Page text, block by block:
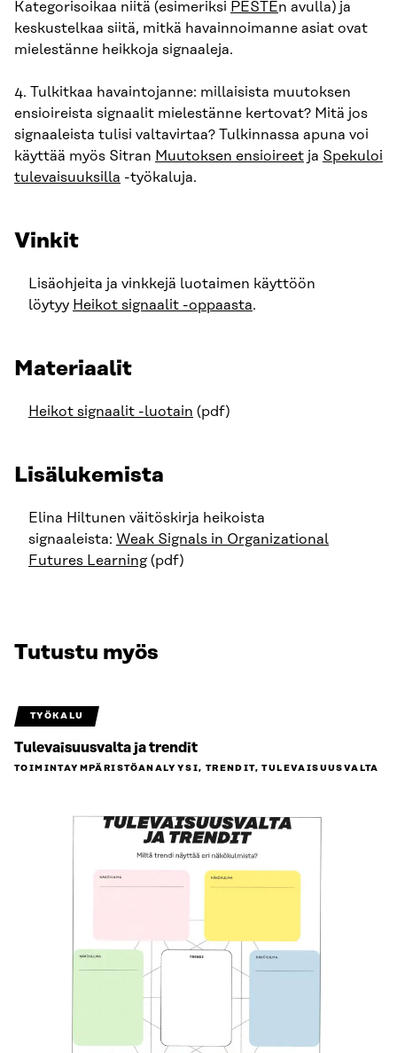
Kategorisoikaa niitä (esimeriksi PESTEn avulla) ja
keskustelkaa siitä, mitkä havainnoimanne asiat ovat
mielestänne heikkoja signaaleja.
4. Tulkitkaa havaintojanne: millaisista muutoksen
ensioireista signaalit mielestänne kertovat? Mitä jos
signaaleista tulisi valtavirtaa? Tulkinnassa apuna voi
käyttää myös Sitran Muutoksen ensioireet ja Spekuloi
tulevaisuuksilla -työkaluja.
Vinkit
Lisäohjeita ja vinkkejä luotaimen käyttöön
löytyy Heikot signaalit -oppaasta.
Materiaalit
Heikot signaalit -luotain (pdf)
Lisälukemista
Elina Hiltunen väitöskirja heikoista
signaaleista: Weak Signals in Organizational
Futures Learning(pdf)
Tutustu myös
TYÖKALU
Tulevaisuusvalta ja trendit
TOIMINTAYMPÄRISTÖ­ANALYYSI, TRENDIT, TULEVAISUUSVALTA